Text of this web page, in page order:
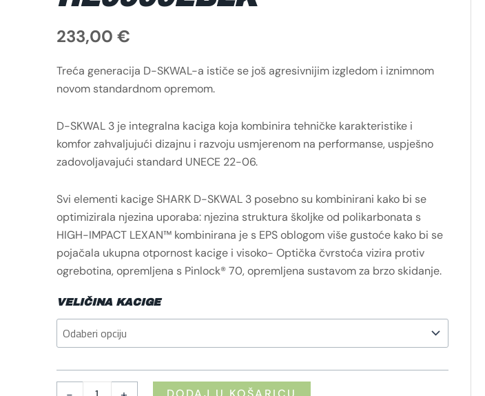
233,00 €
Treća generacija D-SKWAL-a ističe se još agresivnijim izgledom i iznimnom
novom standardnom opremom.
D-SKWAL 3 je integralna kaciga koja kombinira tehničke karakteristike i
komfor zahvaljujući dizajnu i razvoju usmjerenom na performanse, uspješno
zadovoljavajući standard UNECE 22-06.
Svi elementi kacige SHARK D-SKWAL 3 posebno su kombinirani kako bi se
optimizirala njezina uporaba: njezina struktura školjke od polikarbonata s
HIGH-IMPACT LEXAN™ kombinirana je s EPS oblogom više gustoće kako bi se
pojačala ukupna otpornost kacige i visoko- Optička čvrstoća vizira protiv
ogrebotina, opremljena s Pinlock® 70, opremljena sustavom za brzo skidanje.
VELIČINA KACIGE